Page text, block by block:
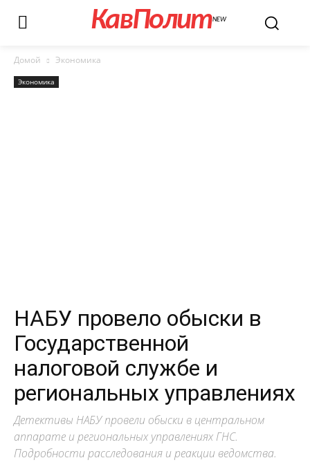
КавПолитNEW
Домой Экономика
Экономика
НАБУ провело обыски в
Государственной
налоговой службе и
региональных управлениях
Детективы НАБУ провели обыски в центральном
аппарате и региональных управлениях ГНС.
Подробности расследования и реакции ведомства.